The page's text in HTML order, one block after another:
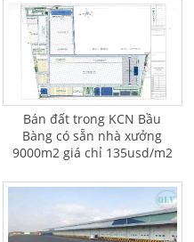
Bán đất trong KCN Bầu
Bàng có sẵn nhà xưởng
9000m2 giá chỉ 135usd/m2